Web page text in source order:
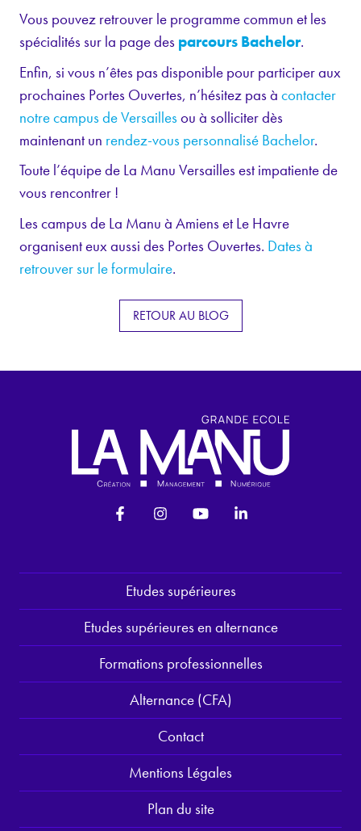
Vous pouvez retrouver le programme commun et les
spécialités sur la page des parcours Bachelor.
Enfin, si vous n’êtes pas disponible pour participer aux
prochaines Portes Ouvertes, n’hésitez pas à contacter
notre campus de Versaillesou à solliciter dès
maintenant un rendez-vous personnalisé Bachelor.
Toute l’équipe de La Manu Versailles est impatiente de
vous rencontrer !
Les campus de La Manu à Amiens et Le Havre
organisent eux aussi des Portes Ouvertes. Dates à
retrouver sur le formulaire.
RETOUR AU BLOG
Etudes supérieures
Etudes supérieures en alternance
Formations professionnelles
Alternance (CFA)
Contact
Mentions Légales
Plan du site